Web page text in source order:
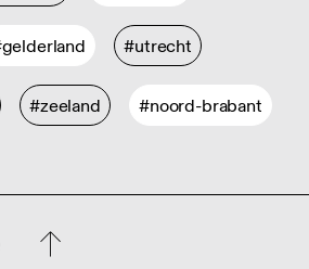
#utrecht
#zeeland #noord-brabant